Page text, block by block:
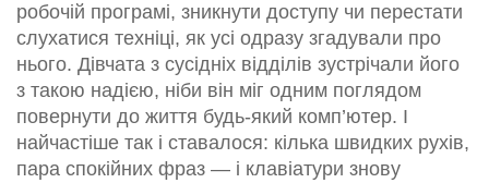
робочій програмі, зникнути доступу чи перестати
слухатися техніці, як усі одразу згадували про
нього. Дівчата з сусідніх відділів зустрічали його
з такою надією, ніби він міг одним поглядом
повернути до життя будь-який комп’ютер. І
найчастіше так і ставалося: кілька швидких рухів,
пара спокійних фраз — і клавіатури знову